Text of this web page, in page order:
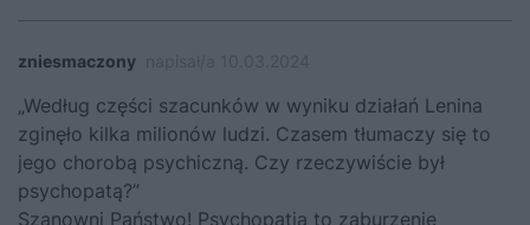
zniesmaczony
„Według części szacunków w wyniku działań Lenina
zginęło kilka milionów ludzi. Czasem tłumaczy się to
jego chorobą psychiczną. Czy rzeczywiście był
psychopatą?”
Szanowni Państwo! Psychopatia to zaburzenie